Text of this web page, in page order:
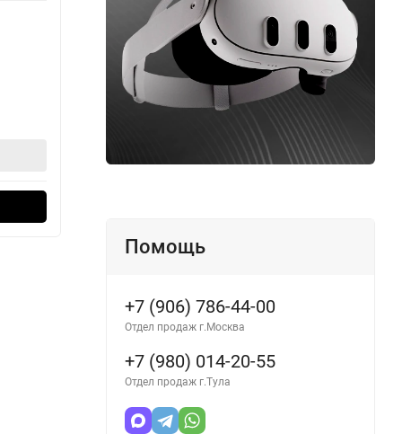
Watch Series 11
Циферблат: 46 мм
В наличии
31 490₽ 38 990₽
Помощь
+7 (906) 786-44-00
Отдел продаж г.Москва
+7 (980) 014-20-55
Отдел продаж г.Тула